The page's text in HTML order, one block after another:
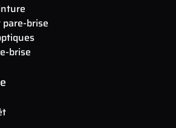
brise
brise